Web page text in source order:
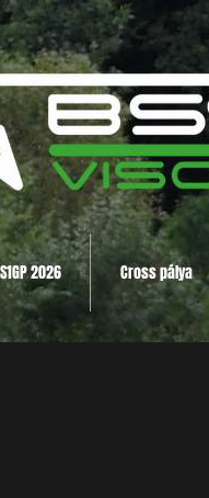
S1GP 2026 Cross pálya